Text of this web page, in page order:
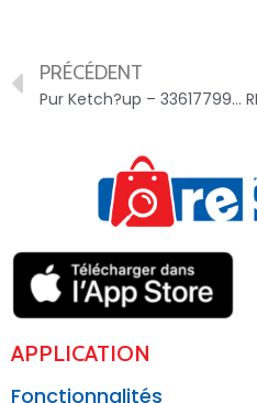
PRÉCÉDENT
Pur Ketch?up – 3361779994974
APPLICATION
Fonctionnalités